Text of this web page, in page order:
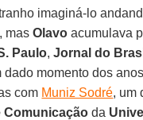
imaginá-lo
masOlavo acumulava
Paulo, Jornal do
dado momento dos
com Muniz Sodré, um
Comunicaçãoda